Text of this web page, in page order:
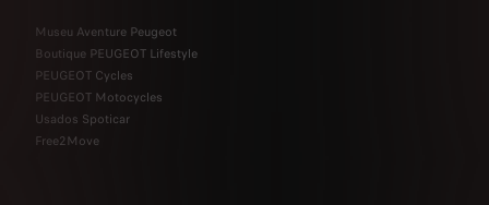
Museu Aventure Peugeot
Boutique PEUGEOT Lifestyle
PEUGEOT Cycles
PEUGEOT Motocycles
Usados Spoticar
Free2Move